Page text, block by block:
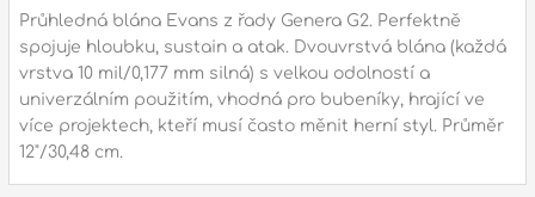
státní svátky :ZAVŘENO
Průhledná blána Evans z řady Genera G2. Perfektně
spojuje hloubku, sustain a atak. Dvouvrstvá blána (každá
vrstva 10 mil/0,177 mm silná) s velkou odolností a
univerzálním použitím, vhodná pro bubeníky, hrající ve
více projektech, kteří musí často měnit herní styl. Průměr
12"/30,48 cm.